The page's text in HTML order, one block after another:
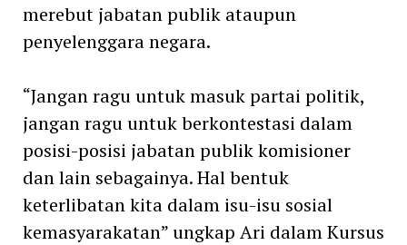
merebut jabatan publik ataupun
penyelenggara negara.
“Jangan ragu untuk masuk partai politik,
jangan ragu untuk berkontestasi dalam
posisi-posisi jabatan publik komisioner
dan lain sebagainya. Hal bentuk
keterlibatan kita dalam isu-isu sosial
kemasyarakatan” ungkap Ari dalam Kursus